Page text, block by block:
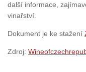
další informace,
vinařství.
Dokument je ke stažení
Zdroj: